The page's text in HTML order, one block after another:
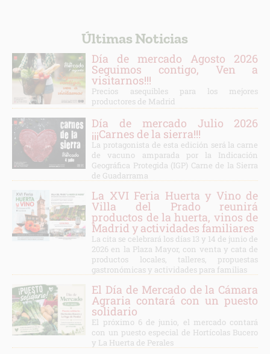
Últimas Noticias
Día de mercado Agosto 2026
Seguimos contigo, Ven a
visitarnos!!!
Precios asequibles para los mejores
productores de Madrid
Día de mercado Julio 2026
¡¡¡Carnes de la sierra!!!
La protagonista de esta edición será la carne
de vacuno amparada por la Indicación
Geográfica Protegida (IGP) Carne de la Sierra
de Guadarrama
La XVI Feria Huerta y Vino de
Villa del Prado reunirá
productos de la huerta, vinos de
Madrid y actividades familiares
La cita se celebrará los días 13 y 14 de junio de
2026 en la Plaza Mayor, con venta y cata de
productos locales, talleres, propuestas
gastronómicas y actividades para familias
El Día de Mercado de la Cámara
Agraria contará con un puesto
solidario
El próximo 6 de junio, el mercado contará
con un puesto especial de Hortícolas Bucero
y La Huerta de Perales